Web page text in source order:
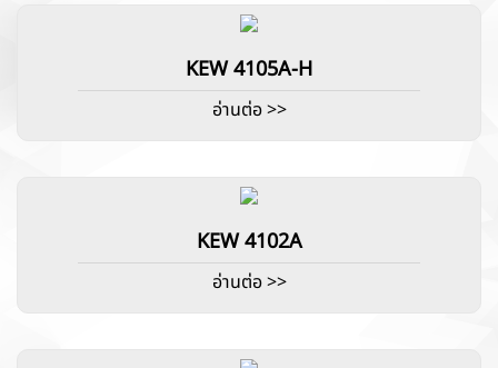
KEW 4105A-H
อ่านต่อ >>
KEW 4102A
อ่านต่อ >>